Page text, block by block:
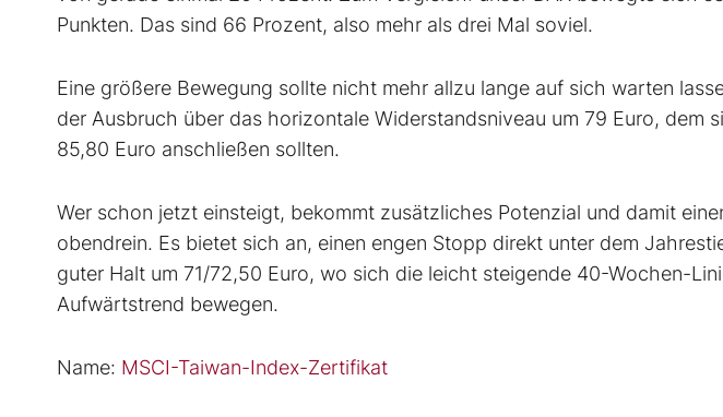
Punkten. Das sind 66 Prozent, also mehr als drei Mal soviel.
Eine größere Bewegung sollte nicht mehr allzu lange auf sich warten
der Ausbruch über das horizontale Widerstandsniveau um 79 Euro, dem
85,80 Euro anschließen sollten.
Wer schon jetzt einsteigt, bekommt zusätzliches Potenzial und damit
obendrein. Es bietet sich an, einen engen Stopp direkt unter dem
guter Halt um 71/72,50 Euro, wo sich die leicht steigende 40-Wochen-
Aufwärtstrend bewegen.
Name: MSCI-Taiwan-Index-Zertifikat